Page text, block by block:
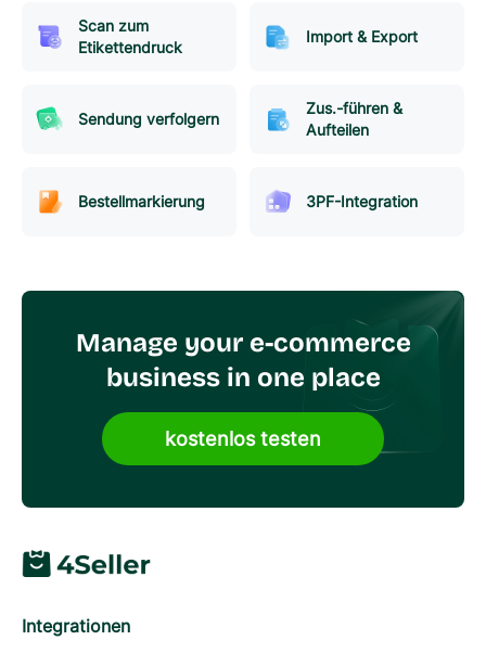
Scan zum
Etikettendruck
Import & Export
Sendung verfolgern
Zus.-führen &
Aufteilen
Bestellmarkierung 3PF-Integration
Manage your e-commerce
business in one place
kostenlos testen
Integrationen